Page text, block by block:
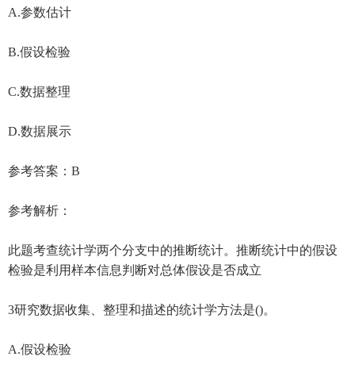
A.参数估计
B.假设检验
C.数据整理
D.数据展示
参考答案：B
参考解析：
此题考查统计学两个分支中的推断统计。推断统计中的假设
检验是利用样本信息判断对总体假设是否成立
3研究数据收集、整理和描述的统计学方法是()。
A.假设检验